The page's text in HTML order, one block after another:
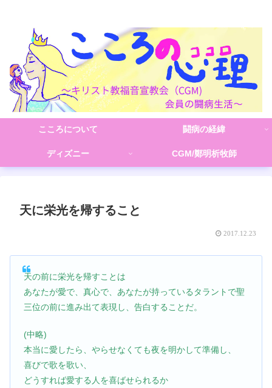
こころについて 闘病の経緯
ディズニー CGM/鄭明析牧師
天に栄光を帰すること
2017.12.23
天の前に栄光を帰すことは
あなたが愛で、真心で、あなたが持っているタラントで聖
三位の前に進み出て表現し、告白することだ。
(中略)
本当に愛したら、やらせなくても夜を明かして準備し、
喜びで歌を歌い、
どうすれば愛する人を喜ばせられるか